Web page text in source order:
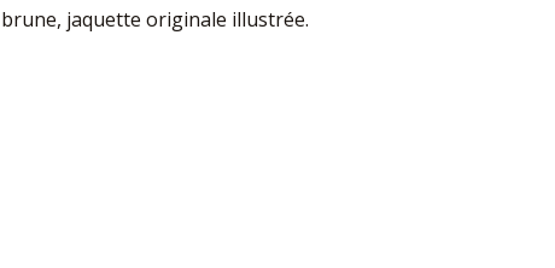
brune, jaquette originale illustrée.